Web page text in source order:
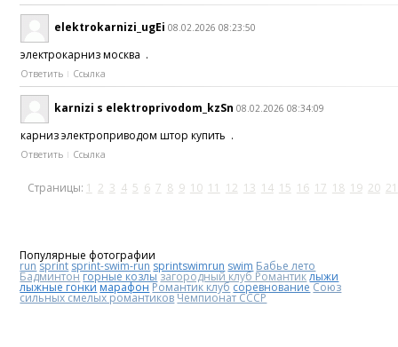
elektrokarnizi_ugEi 08.02.2026 08:23:50
электрокарниз москва .
Ответить Ссылка
karnizi s elektroprivodom_kzSn 08.02.2026 08:34:09
карниз электроприводом штор купить .
Ответить Ссылка
Страницы: 1 2 3 4 5 6 7 8 9 10 11 12 13 14 15 16 17 18 19 20 21
Популярные фотографии
run sprint sprint-swim-run sprintswimrun swim Бабье лето
Бадминтонгорные козлы загородный клуб Романтиклыжи
лыжные гонки марафонРомантик клубсоревнованиеСоюз
сильных смелых романтиковЧемпионат СССР